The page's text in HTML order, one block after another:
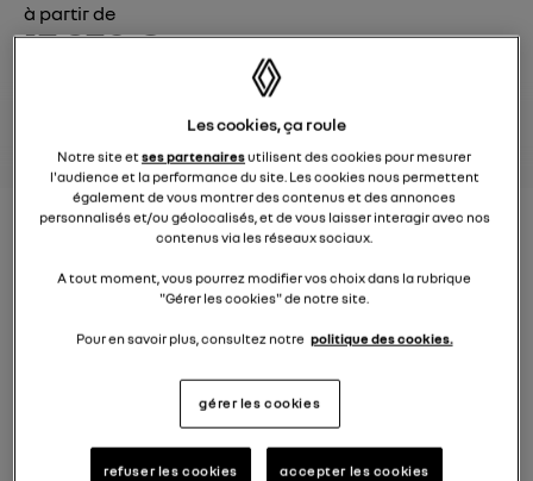
à partir de
17.870 €
demandez une offre
CAPTUR
techno TCe 115
prix catalogue conseillé hTVA
stock deal (selon stock disponible)
- 826 €
Les cookies, ça roule
Notre site etses partenairesutilisent des cookies pour mesurer
l'audience et la performance du site. Les cookies nous permettent
également de vous montrer des contenus et des annonces
personnalisés et/ou géolocalisés, et de vous laisser interagir avec nos
contenus via les réseaux sociaux.
A tout moment, vous pourrez modifier vos choix dans la rubrique
"Gérer les cookies" de notre site.
Pour en savoir plus, consultez notre politique des cookies.
gérer les cookies
refuser les cookies accepter les cookies